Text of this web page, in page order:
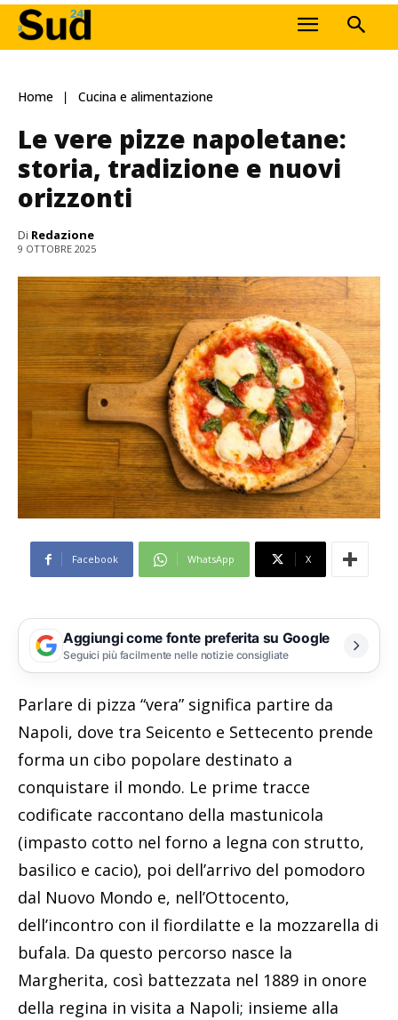
Home Cucina e alimentazione
Le vere pizze napoletane:
storia, tradizione e nuovi
orizzonti
Di Redazione
9 OTTOBRE 2025
Facebook WhatsApp X
Aggiungi come fonte preferita su Google
Seguici più facilmente nelle notizie consigliate
Parlare di pizza “vera” significa partire da
Napoli, dove tra Seicento e Settecento prende
forma un cibo popolare destinato a
conquistare il mondo. Le prime tracce
codificate raccontano della mastunicola
(impasto cotto nel forno a legna con strutto,
basilico e cacio), poi dell’arrivo del pomodoro
dal Nuovo Mondo e, nell’Ottocento,
dell’incontro con il fiordilatte e la mozzarella di
bufala. Da questo percorso nasce la
Margherita, così battezzata nel 1889 in onore
della regina in visita a Napoli; insieme alla